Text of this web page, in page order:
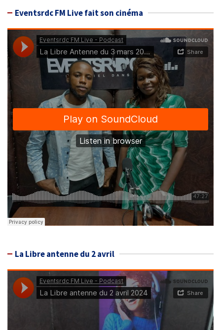
Eventsrdc FM Live fait son cinéma
La Libre antenne du 2 avril